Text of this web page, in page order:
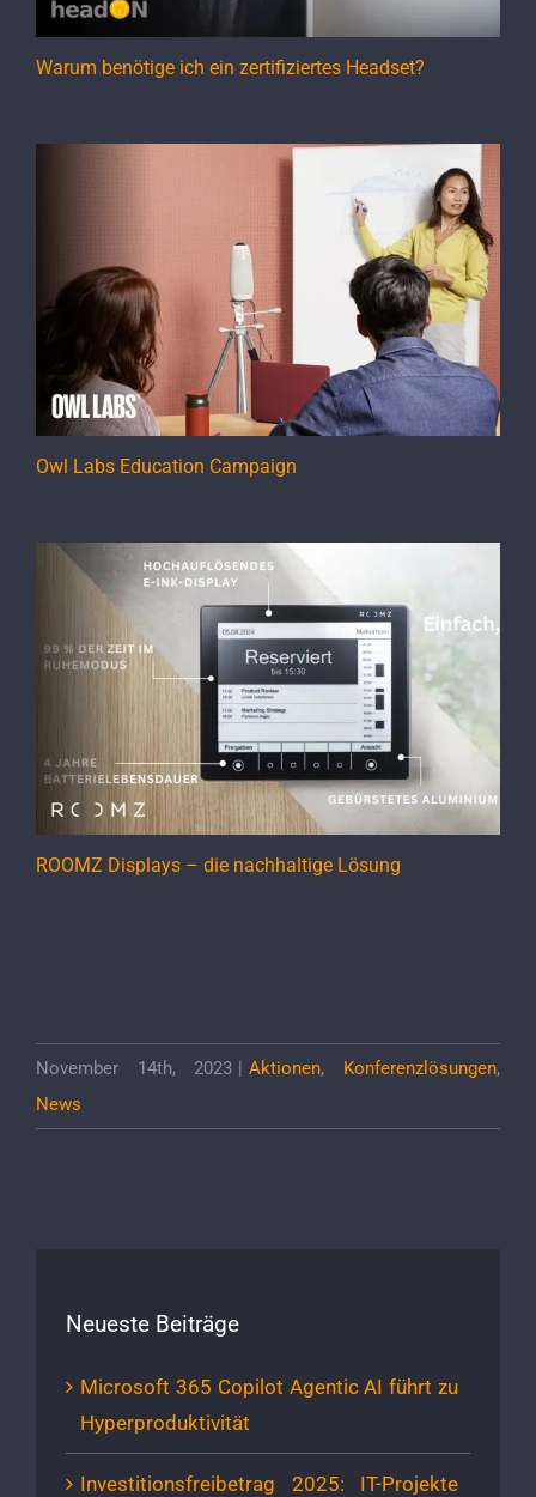
Warum benötige ich ein zertifiziertes Headset?
Owl Labs Education Campaign
ROOMZ Displays – die nachhaltige Lösung
November 14th, 2023 Aktionen, Konferenzlösungen,
News
Neueste Beiträge
Microsoft 365 Copilot Agentic AI führt zu
Hyperproduktivität
Investitionsfreibetrag 2025: IT-Projekte